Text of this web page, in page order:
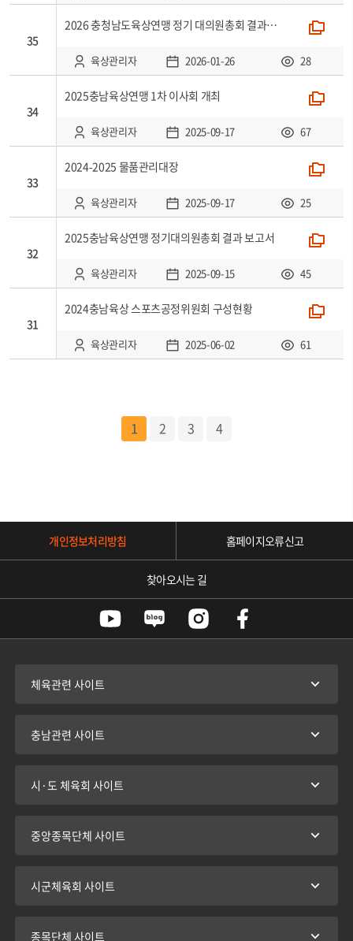
35
2026 충청남도육상연맹 정기 대의원총회 결과보고서
육상관리자 2026-01-26 28
34
2025충남육상연맹 1차 이사회 개최
육상관리자 2025-09-17 67
33
2024-2025 물품관리대장
육상관리자 2025-09-17 25
32
2025충남육상연맹 정기대의원총회 결과 보고서
육상관리자 2025-09-15 45
31
2024충남육상 스포츠공정위원회 구성현황
육상관리자 2025-06-02 61
1 2 3 4
개인정보처리방침 홈페이지오류신고
찾아오시는 길
체육관련 사이트
충남관련 사이트
시·도 체육회 사이트
중앙종목단체 사이트
시군체육회 사이트
종목단체 사이트